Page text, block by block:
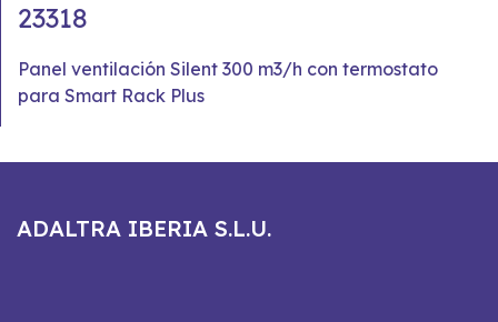
23318
Panel ventilación Silent 300 m3/h con termostato
para Smart Rack Plus
ADALTRA IBERIA S.L.U.